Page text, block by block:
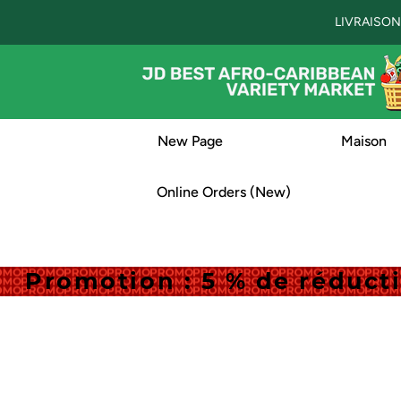
New Page Maison
Online Orders (New)
Promotion : 5 % de
Promotion : 5 % de